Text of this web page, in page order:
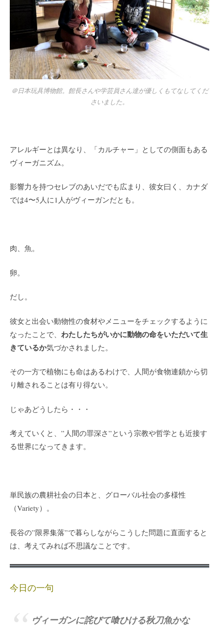
＠日本玩具博物館。館長さんや学芸員さん達が優しくもてなしてくだ
さいました。
アレルギーとは異なり、「カルチャー」としての側面もある
ヴィーガニズム。
影響力を持つセレブのあいだでも広まり、彼女曰く、カナダ
では4〜5人に1人がヴィーガンだとも。
肉、魚。
卵。
だし。
彼女と出会い動物性の食材やメニューをチェックするように
なったことで、 わたしたちがいかに動物の命をいただいて生
きているか気づかされました。
その一方で植物にも命はあるわけで、人間が食物連鎖から切
り離されることは有り得ない。
じゃあどうしたら・・・
考えていくと、”人間の罪深さ”という宗教や哲学とも近接す
る世界になってきます。
単民族の農耕社会の日本と、グローバル社会の多様性
（Variety）。
長谷の”限界集落”で暮らしながらこうした問題に直面すると
は、考えてみれば不思議なことです。
今日の一句
ヴィーガンに詫びて喰ひける秋刀魚かな